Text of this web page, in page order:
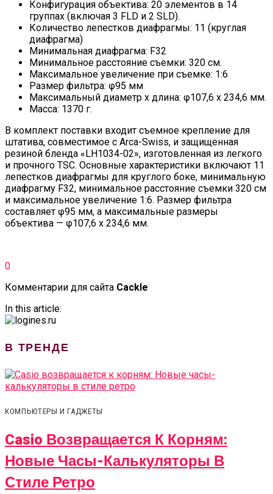
Конфигурация объектива: 20 элементов в 14
группах (включая 3 FLD и 2 SLD).
Количество лепестков диафрагмы: 11 (круглая
диафрагма)
Минимальная диафрагма: F32
Минимальное расстояние съемки: 320 см.
Максимальное увеличение при съемке: 1:6
Размер фильтра: φ95 мм
Максимальный диаметр x длина: φ107,6 x 234,6 мм.
Масса: 1370 г.
В комплект поставки входит съемное крепление для
штатива, совместимое с Arca-Swiss, и защищенная
резиной бленда «LH1034-02», изготовленная из легкого
и прочного TSC. Основные характеристики включают 11
лепестков диафрагмы для круглого боке, минимальную
диафрагму F32, минимальное расстояние съемки 320 см
и максимальное увеличение 1:6. Размер фильтра
составляет φ95 мм, а максимальные размеры
объектива — φ107,6 x 234,6 мм.
0
Комментарии для сайта Cackl e
In this article:
В ТРЕНДЕ
КОМПЬЮТЕРЫ И ГАДЖЕТЫ
Casio Возвращается К Корням:
Новые Часы-Калькуляторы В
Стиле Ретро